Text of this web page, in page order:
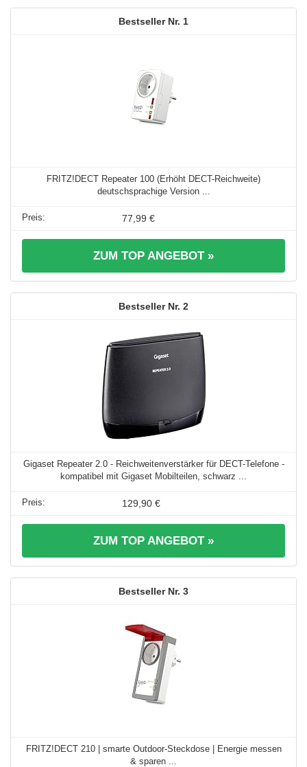
1
FRITZ!DECT Repeater 100 (Erhöht DECT-Reichweite)
deutschsprachige Version ...
77,99 €
ZUM TOP ANGEBOT »
2
Gigaset Repeater 2.0 - Reichweitenverstärker für DECT-Telefone -
kompatibel mit Gigaset Mobilteilen, schwarz ...
129,90 €
ZUM TOP ANGEBOT »
3
FRITZ!DECT 210 | smarte Outdoor-Steckdose | Energie messen
& sparen ...